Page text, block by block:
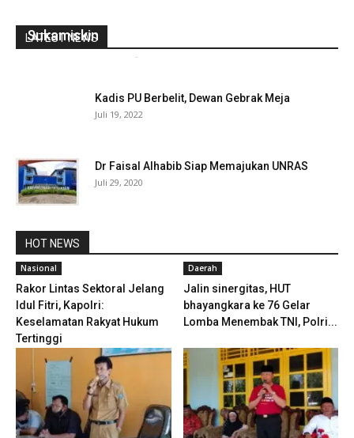
LATEST NEWS
Sukamiskin
-
Kadis PU Berbelit, Dewan Gebrak Meja
Juli 19, 2022
Dr Faisal Alhabib Siap Memajukan UNRAS
Juli 29, 2020
HOT NEWS
Nasional
Rakor Lintas Sektoral Jelang
Idul Fitri, Kapolri:
Keselamatan Rakyat Hukum
Tertinggi
Daerah
Jalin sinergitas, HUT
bhayangkara ke 76 Gelar
Lomba Menembak TNI, Polri...